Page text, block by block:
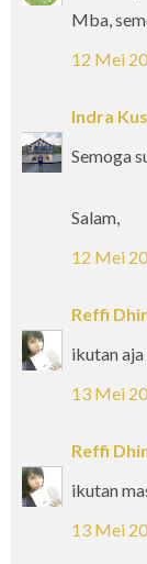
Mba,
12 Mei
Indra
Semoga
Salam,
12 Mei
Reffi
ikutan
13 Mei
Reffi
ikutan
13 Mei